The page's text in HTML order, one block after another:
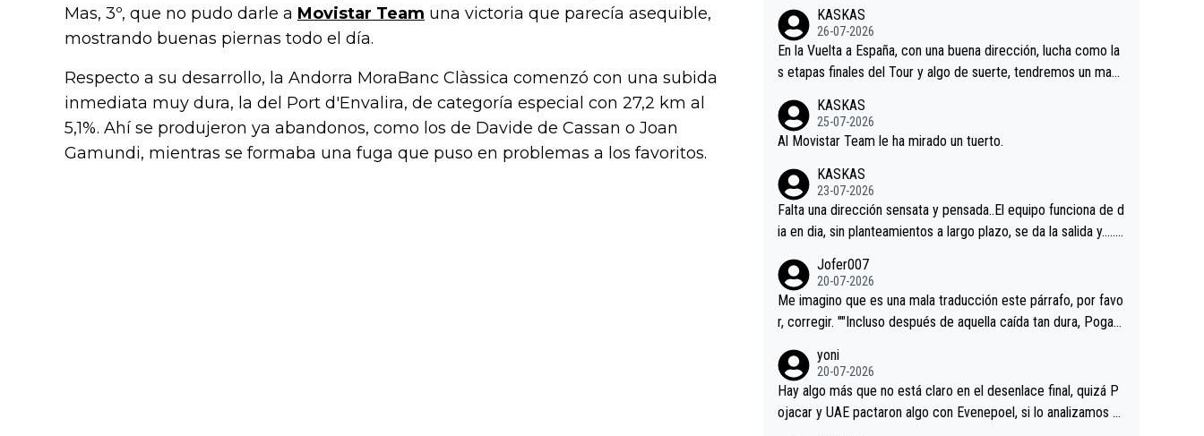
Mas, 3º, que no pudo darle a Movistar Team una victoria que parecía asequible,
mostrando buenas piernas todo el día.
Respecto a su desarrollo, la Andorra MoraBanc Clàssica comenzó con una subida
inmediata muy dura, la del Port d'Envalira, de categoría especial con 27,2 km al
5,1%. Ahí se produjeron ya abandonos, como los de Davide de Cassan o Joan
Gamundi, mientras se formaba una fuga que puso en problemas a los favoritos.
KASKAS
26-07-2026
En la Vuelta a España, con una buena dirección, lucha como la
s etapas finales del Tour y algo de suerte, tendremos un magn
KASKAS
25-07-2026
Al Movistar Team le ha mirado un tuerto.
KASKAS
23-07-2026
Falta una dirección sensata y pensada..El equipo funciona de d
ia en dia, sin planteamientos a largo plazo, se da la salida y…..v
a, Minguez, Velez etc etc.Me da pena vivir estos momentos t
an tristes sin victorias.
Jofer007
20-07-2026
Me imagino que es una mala traducción este párrafo, por favo
r, corregir. ""Incluso después de aquella caída tan dura, Pogac
rd permaneció pegado a su rueda. Parecía increíble la forma
en la que era capaz de controlar el miedo", recordó."
yoni
20-07-2026
Hay algo más que no está claro en el desenlace final, quizá P
ojacar y UAE pactaron algo con Evenepoel, si lo analizamos P